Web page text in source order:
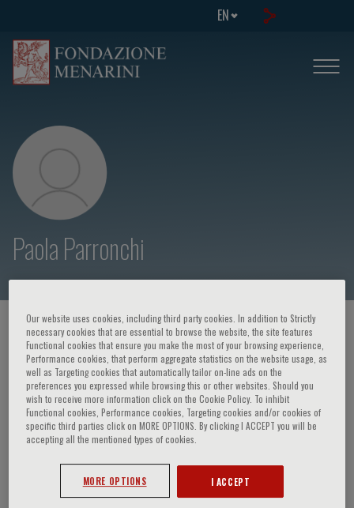
EN
Paola Parronchi
HOME PAGE / COURSES AND EVENTS / SPEAKER
Paola Parronchi
Curriculum Vitae
Our website uses cookies, including third party cookies. In addition to Strictly
necessary cookies that are essential to browse the website, the site features
Functional cookies that ensure you make the most of your browsing experience,
Performance cookies, that perform aggregate statistics on the website usage, as
well as Targeting cookies that automatically tailor on-line ads on the
preferences you expressed while browsing this or other websites. Should you
wish to receive more information click on the Cookie Policy. To inhibit
Functional cookies, Performance cookies, Targeting cookies and/or cookies of
specific third parties click on MORE OPTIONS. By clicking I ACCEPT you will be
accepting all the mentioned types of cookies.
MORE OPTIONS I ACCEPT